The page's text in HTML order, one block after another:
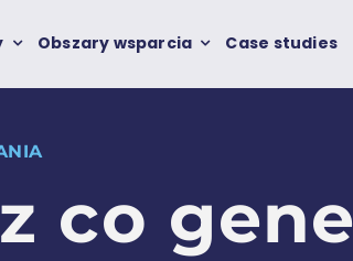
Obszary wsparcia Case studies
co